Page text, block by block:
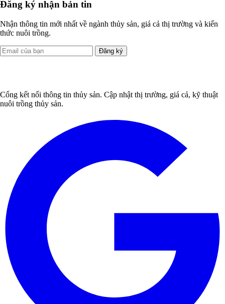
Đăng ký nhận bản tin
Nhận thông tin mới nhất về ngành thủy sản, giá cả thị trường và kiến
thức nuôi trồng.
Đăng ký
Cổng kết nối thông tin thủy sản. Cập nhật thị trường, giá cả, kỹ thuật
nuôi trồng thủy sản.